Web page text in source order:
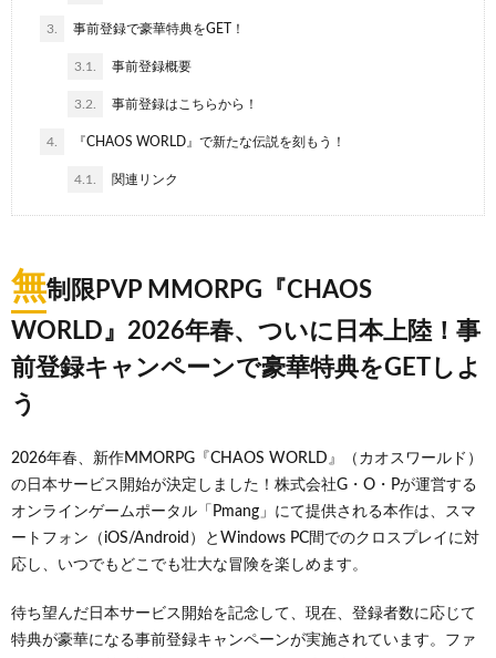
3. 事前登録で豪華特典をGET！
3.1. 事前登録概要
3.2. 事前登録はこちらから！
4. 『CHAOS WORLD』で新たな伝説を刻もう！
4.1. 関連リンク
無制限PVP MMORPG『CHAOS
WORLD』2026年春、ついに日本上陸！事
前登録キャンペーンで豪華特典をGETしよ
う
2026年春、新作MMORPG『CHAOS WORLD』（カオスワールド）
の日本サービス開始が決定しました！株式会社G・O・Pが運営する
オンラインゲームポータル「Pmang」にて提供される本作は、スマ
ートフォン（iOS/Android）とWindows PC間でのクロスプレイに対
応し、いつでもどこでも壮大な冒険を楽しめます。
待ち望んだ日本サービス開始を記念して、現在、登録者数に応じて
特典が豪華になる事前登録キャンペーンが実施されています。ファ